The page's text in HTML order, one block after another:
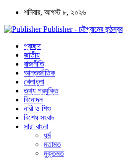
শনিবার, আগস্ট ৮, ২০২৬
Publisher - চট্টগ্রামের কন্ঠস্বর
প্রচ্ছদ
জাতীয়
রাজনীতি
আন্তর্জাতিক
খেলাধুলা
তথ্য প্রযুক্তি
বিনোদন
নারী ও শিশু
বিশেষ সংবাদ
সারা বাংলা
ধর্ম
মতামত
মুক্তমত